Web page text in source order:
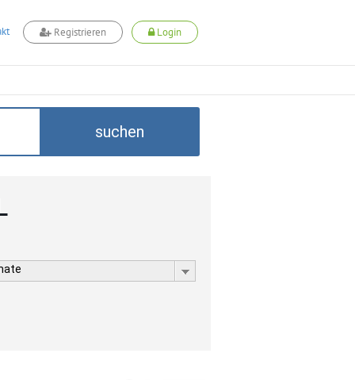
Registrieren Login
suchen